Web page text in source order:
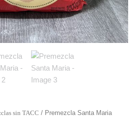
sin TACC / Premezcla Santa Maria